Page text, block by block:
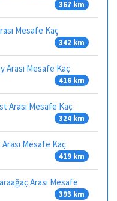
367 km
Mesafe Kaç
342 km
Arası Mesafe Kaç
416 km
Arası Mesafe Kaç
324 km
Mesafe Kaç
419 km
Arası Mesafe
393 km